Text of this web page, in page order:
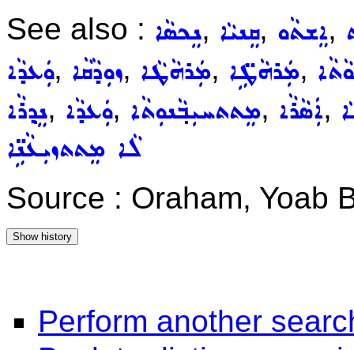
See also : ܢܸܟܣܵܐ, ܩܸܢܝܵܐ, ܐܸܫܬܵܘ,
ܘܲܥܕܵܐ, ܙܘܼܕܵܩܵܐ, ܡܲܪܗܵܛܵܐ, ܡܲܪܗܵܛܹ̈ܐ,
ܢܸܕ݂ܪܵܐ, ܘܲܥܕܵܐ, ܡܸܬܬܚܝܼܒ݂ܵܢܘܼܬܵܐ, ܐܲܣܵܪܵܐ,
ܠܵܐ ܡܸܬܬܙܝܼܥܵܢܹ̈ܐ
Source : Oraham, Yoab
Perform another